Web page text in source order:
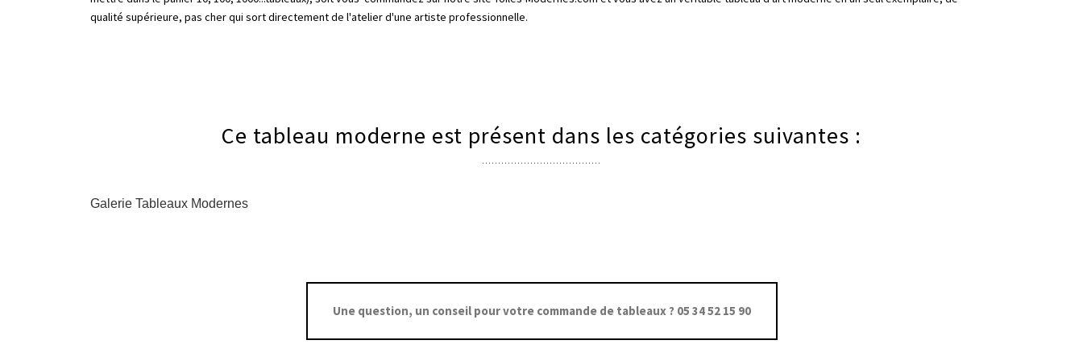
qualité supérieure, pas cher qui sort directement de l'atelier d'une artiste professionnelle.
Ce tableau moderne est présent dans les catégories suivantes :
Galerie Tableaux Modernes
Une question, un conseil pour votre commande de tableaux ? 05 34 52 15 90